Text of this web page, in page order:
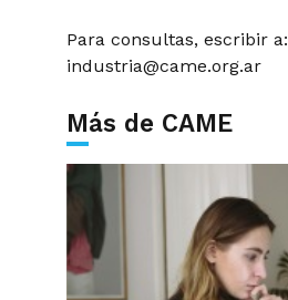
Para consultas, escribir a:
industria@came.org.ar
Más de CAME